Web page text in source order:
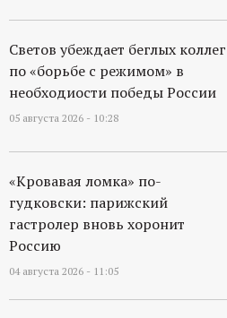
Светов убеждает беглых коллег
по «борьбе с режимом» в
необходиости победы России
05 августа 2026 - 10:28
«Кровавая ломка» по-
гудковски: парижский
гастролер вновь хоронит
Россию
04 августа 2026 - 11:05